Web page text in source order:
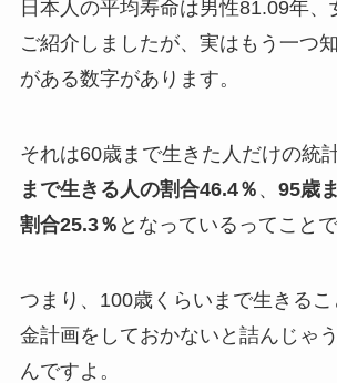
日本人の平均寿命は男性81.09年、
ご紹介しましたが、実はもう一つ
がある数字があります。
それは60歳まで生きた人だけの統
まで生きる人の割合46.4％ 、 95歳
割合25.3％ となっているってことで
つまり、100歳くらいまで生きる
金計画をしておかないと詰んじゃ
んですよ。